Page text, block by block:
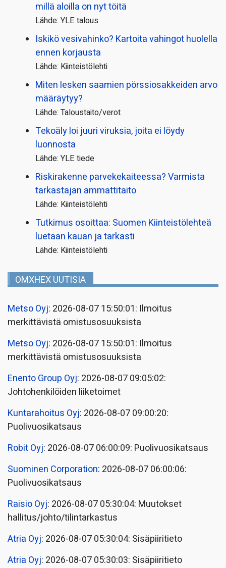
millä aloilla on nyt töitä
Lähde: YLE talous
Iskikö vesivahinko? Kartoita vahingot huolella
ennen korjausta
Lähde: Kiinteistölehti
Miten lesken saamien pörssi­osakkeiden arvo
määräytyy?
Lähde: Taloustaito/verot
Tekoäly loi juuri viruksia, joita ei löydy
luonnosta
Lähde: YLE tiede
Riskirakenne parvekekaiteessa? Varmista
tarkastajan ammattitaito
Lähde: Kiinteistölehti
Tutkimus osoittaa: Suomen Kiinteistölehteä
luetaan kauan ja tarkasti
Lähde: Kiinteistölehti
OMXHEX UUTISIA
Metso Oyj: 2026-08-07 15:50:01: Ilmoitus
merkittävistä omistusosuuksista
Metso Oyj: 2026-08-07 15:50:01: Ilmoitus
merkittävistä omistusosuuksista
Enento Group Oyj: 2026-08-07 09:05:02:
Johtohenkilöiden liiketoimet
Kuntarahoitus Oyj: 2026-08-07 09:00:20:
Puolivuosikatsaus
Robit Oyj: 2026-08-07 06:00:09: Puolivuosikatsaus
Suominen Corporation: 2026-08-07 06:00:06:
Puolivuosikatsaus
Raisio Oyj: 2026-08-07 05:30:04: Muutokset
hallitus/johto/tilintarkastus
Atria Oyj: 2026-08-07 05:30:04: Sisäpiiritieto
Atria Oyj: 2026-08-07 05:30:03: Sisäpiiritieto